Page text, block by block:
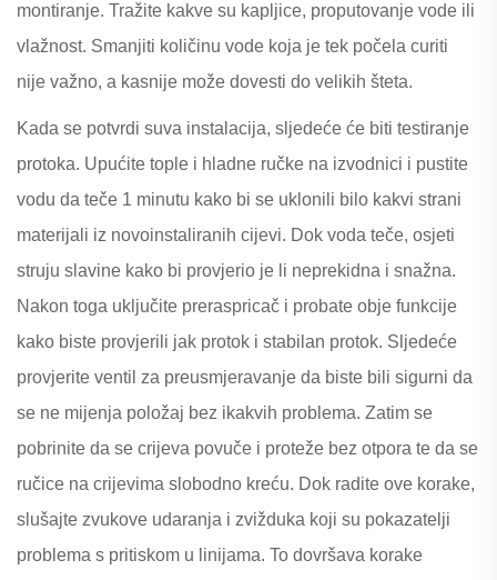
montiranje. Tražite kakve su kapljice, proputovanje vode ili
vlažnost. Smanjiti količinu vode koja je tek počela curiti
nije važno, a kasnije može dovesti do velikih šteta.
Kada se potvrdi suva instalacija, sljedeće će biti testiranje
protoka. Upućite tople i hladne ručke na izvodnici i pustite
vodu da teče 1 minutu kako bi se uklonili bilo kakvi strani
materijali iz novoinstaliranih cijevi. Dok voda teče, osjeti
struju slavine kako bi provjerio je li neprekidna i snažna.
Nakon toga uključite preraspricač i probate obje funkcije
kako biste provjerili jak protok i stabilan protok. Sljedeće
provjerite ventil za preusmjeravanje da biste bili sigurni da
se ne mijenja položaj bez ikakvih problema. Zatim se
pobrinite da se crijeva povuče i proteže bez otpora te da se
ručice na crijevima slobodno kreću. Dok radite ove korake,
slušajte zvukove udaranja i zvižduka koji su pokazatelji
problema s pritiskom u linijama. To dovršava korake